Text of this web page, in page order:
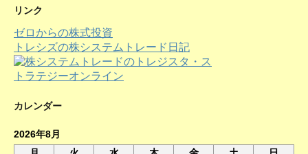
カ
ブ
リンク
ゼロからの株式投資
トレシズの株システムトレード日記
カレンダー
2026年8月